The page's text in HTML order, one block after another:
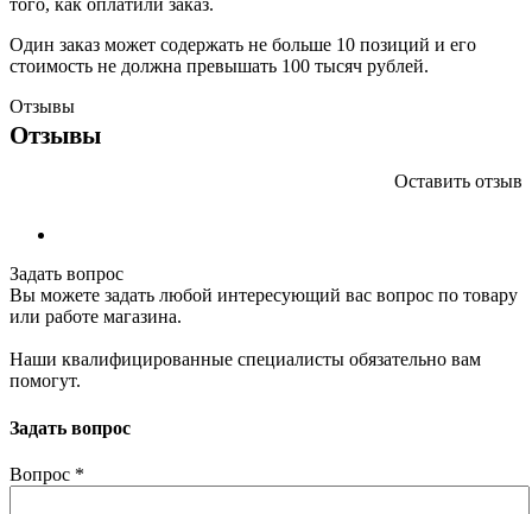
того, как оплатили заказ.
Один заказ может содержать не больше 10 позиций и его
стоимость не должна превышать 100 тысяч рублей.
Отзывы
Отзывы
Оставить отзыв
Задать вопрос
Вы можете задать любой интересующий вас вопрос по товару
или работе магазина.
Наши квалифицированные специалисты обязательно вам
помогут.
Задать вопрос
Вопрос *